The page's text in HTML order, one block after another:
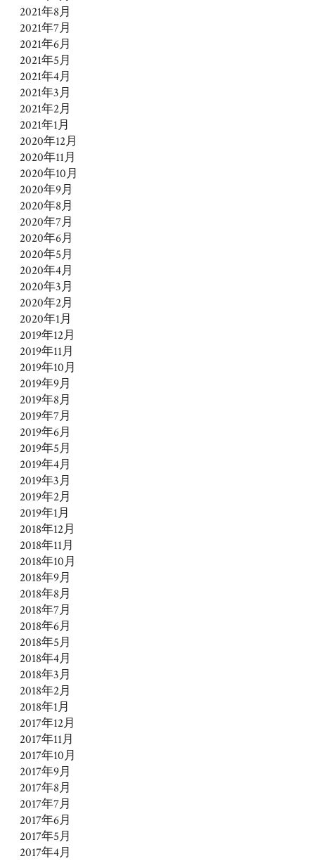
2021年8月
2021年7月
2021年6月
2021年5月
2021年4月
2021年3月
2021年2月
2021年1月
2020年12月
2020年11月
2020年10月
2020年9月
2020年8月
2020年7月
2020年6月
2020年5月
2020年4月
2020年3月
2020年2月
2020年1月
2019年12月
2019年11月
2019年10月
2019年9月
2019年8月
2019年7月
2019年6月
2019年5月
2019年4月
2019年3月
2019年2月
2019年1月
2018年12月
2018年11月
2018年10月
2018年9月
2018年8月
2018年7月
2018年6月
2018年5月
2018年4月
2018年3月
2018年2月
2018年1月
2017年12月
2017年11月
2017年10月
2017年9月
2017年8月
2017年7月
2017年6月
2017年5月
2017年4月